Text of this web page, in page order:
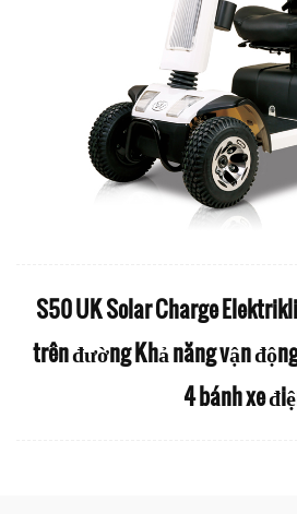
S50 UK Solar Charge
trên đường Khả năng vận
4 bánh xe